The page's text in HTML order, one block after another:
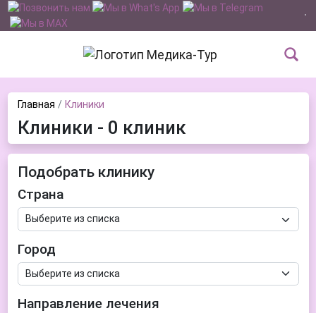
Главная Клиники
Клиники - 0 клиник
Подобрать клинику
Страна
Город
Направление лечения